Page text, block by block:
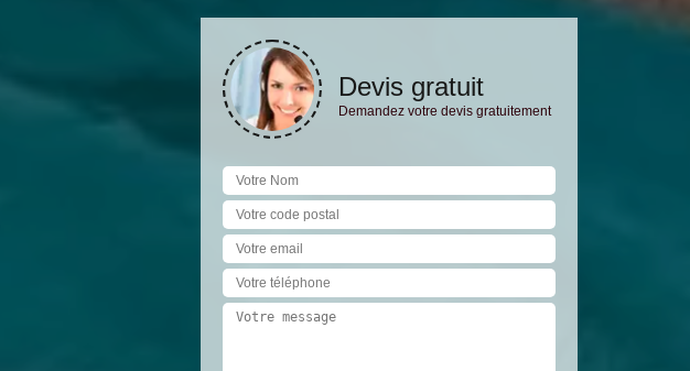
Devis gratuit
Demandez votre devis gratuitement